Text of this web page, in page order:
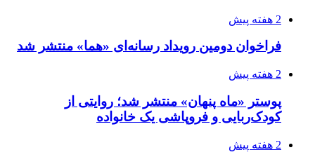
2 هفته پیش
فراخوان دومین رویداد رسانه‌ای «هما» منتشر شد
2 هفته پیش
پوستر «ماه پنهان» منتشر شد؛ روایتی از
کودک‌ربایی و فروپاشی یک خانواده
2 هفته پیش